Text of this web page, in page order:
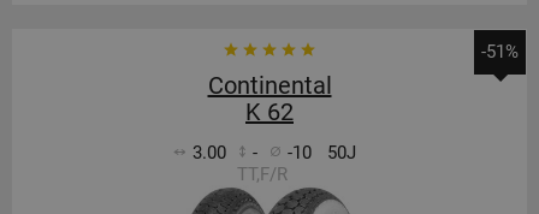
-51%
Continental
K 62
3.00 - -10
50J
TT,F/R